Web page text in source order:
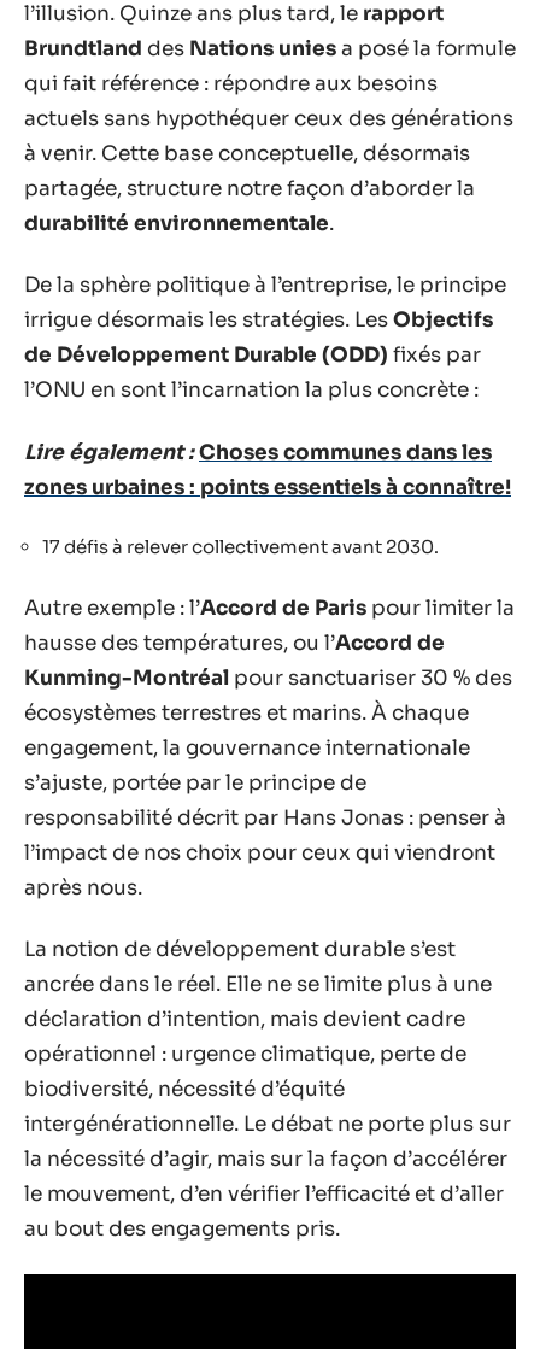
l’illusion. Quinze ans plus tard, le rapport
Brundtland des Nations uniesa posé la formule
qui fait référence : répondre aux besoins
actuels sans hypothéquer ceux des générations
à venir. Cette base conceptuelle, désormais
partagée, structure notre façon d’aborder la
durabilité environnementale.
De la sphère politique à l’entreprise, le principe
irrigue désormais les stratégies. LesObjectifs
de Développement Durable (ODD) fixés par
l’ONU en sont l’incarnation la plus concrète :
Lire également :Choses communes dans les
zones urbaines : points essentiels à connaître!
17 défis à relever collectivement avant 2030.
Autre exemple : l’Accord de Paris pour limiter la
hausse des températures, ou l’Accord de
Kunming-Montréal pour sanctuariser 30 % des
écosystèmes terrestres et marins. À chaque
engagement, la gouvernance internationale
s’ajuste, portée par le principe de
responsabilité décrit par Hans Jonas : penser à
l’impact de nos choix pour ceux qui viendront
après nous.
La notion de développement durable s’est
ancrée dans le réel. Elle ne se limite plus à une
déclaration d’intention, mais devient cadre
opérationnel : urgence climatique, perte de
biodiversité, nécessité d’équité
intergénérationnelle. Le débat ne porte plus sur
la nécessité d’agir, mais sur la façon d’accélérer
le mouvement, d’en vérifier l’efficacité et d’aller
au bout des engagements pris.